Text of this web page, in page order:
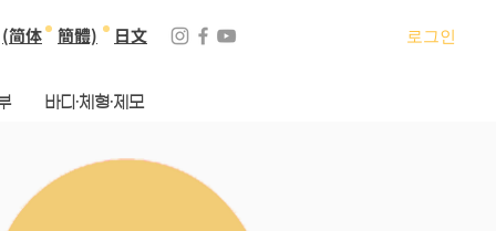
(简体 簡體) 日文 로그인
바디·체형·제모